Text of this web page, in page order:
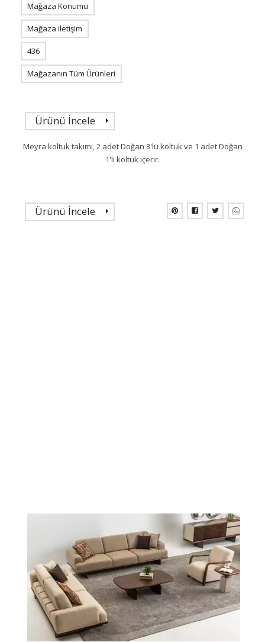
Mağaza Konumu
Mağaza iletişim
436
Mağazanın Tüm Ürünleri
Ürünü İncele
Meyra koltuk takımı, 2 adet Doğan 3'lü koltuk ve 1 adet Doğan
1'li koltuk içerir.
Ürünü İncele